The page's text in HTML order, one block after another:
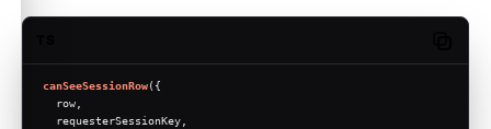
canSeeSessionRow({
  row,
  requesterSessionKey,